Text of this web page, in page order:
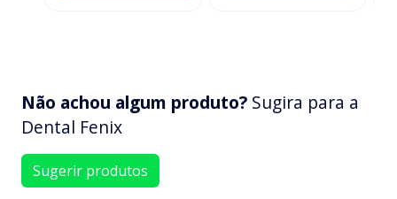
Não achou algum produto? Sugira para a
Dental Fenix
Sugerir produtos